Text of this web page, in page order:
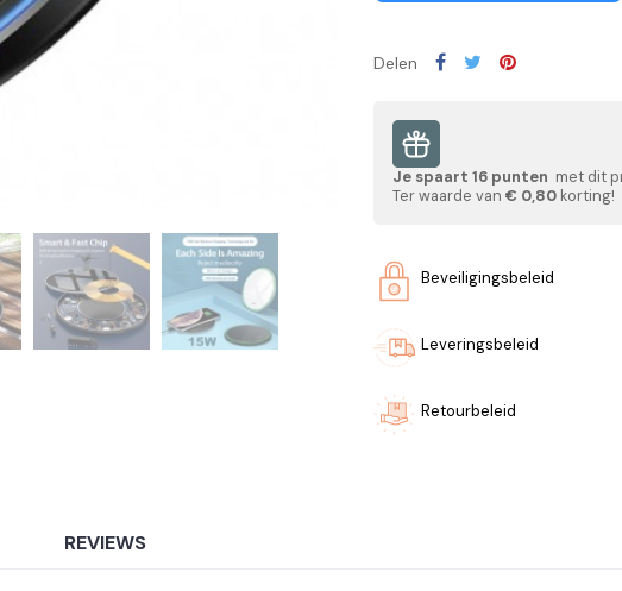
Delen
Je spaart 16 punten met dit
Ter waarde van € 0,80 korting!
Beveiligingsbeleid
Leveringsbeleid
Retourbeleid
REVIEWS